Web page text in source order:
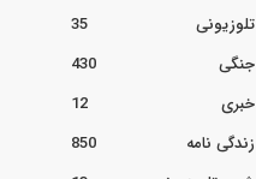
تلوزیونی
35
جنگی
430
خبری
12
زندگی نامه
850